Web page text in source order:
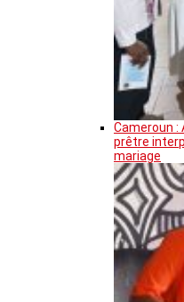
Cameroun :
prêtre
mariage